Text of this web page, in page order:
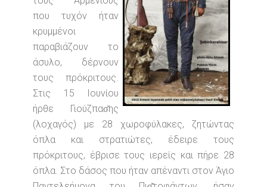
που τυχόν ήταν
κρυμμένοι
παραβιάζουν το
άσυλο, δέρνουν
τους πρόκριτους.
Στις 15 Ιουνίου
ήρθε Γιούζπασ̆ης
(λοχαγός) με 28 χωροφύλακες, ζητώντας
όπλα και στρατιώτες, έδειρε τους
πρόκριτους, έβρισε τους ιερείς και πήρε 28
όπλα. Στο δάσος που ήταν απέναντι στον Άγιο